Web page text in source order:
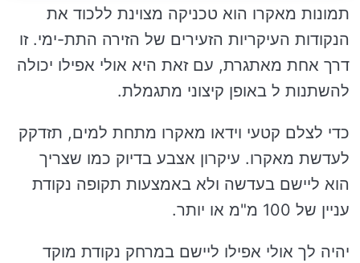
תמונות מאקרו הוא טכניקה מצוינת ללכוד את
הנקודות העיקריות הזעירים של הזירה התת-ימי. זו
דרך אחת מאתגרת, עם זאת היא אולי אפילו יכולה
להשתנות ל באופן קיצוני מתגמלת.
כדי לצלם קטעי וידאו מאקרו מתחת למים, תזדקק
לעדשת מאקרו. עיקרון אצבע בדיוק כמו שצריך
הוא ליישם בעדשה ולא באמצעות תקופה נקודת
עניין של 100 מ"מ או יותר.
יהיה לך אולי אפילו ליישם במרחק נקודת מוקד